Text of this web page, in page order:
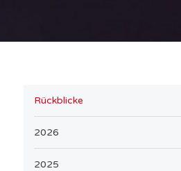
Rückblicke
2026
2025